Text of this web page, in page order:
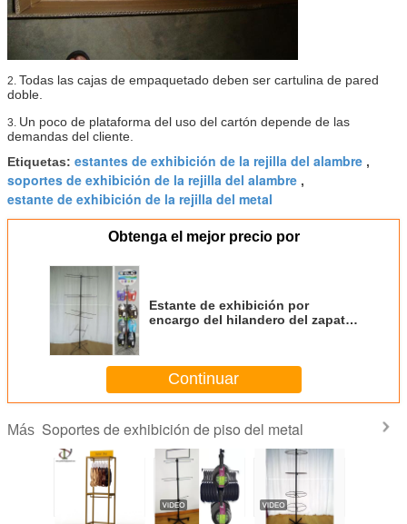
2. Todas las cajas de empaquetado deben ser cartulina de pared
doble.
3. Un poco de plataforma del uso del cartón depende de las
demandas del cliente.
Etiquetas: estantes de exhibición de la rejilla del alambre ,
soportes de exhibición de la rejilla del alambre ,
estante de exhibición de la rejilla del metal
Obtenga el mejor precio por
Estante de exhibición por
encargo del hilandero del zapato
Continuar
Más Soportes de exhibición de piso del metal